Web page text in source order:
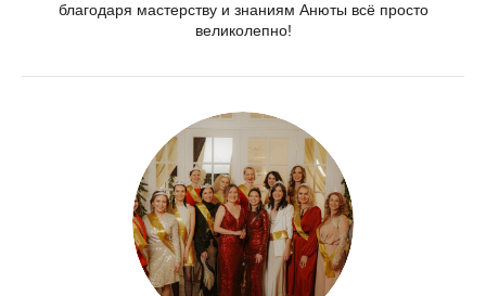
благодаря мастерству и знаниям Анюты всё просто
великолепно!